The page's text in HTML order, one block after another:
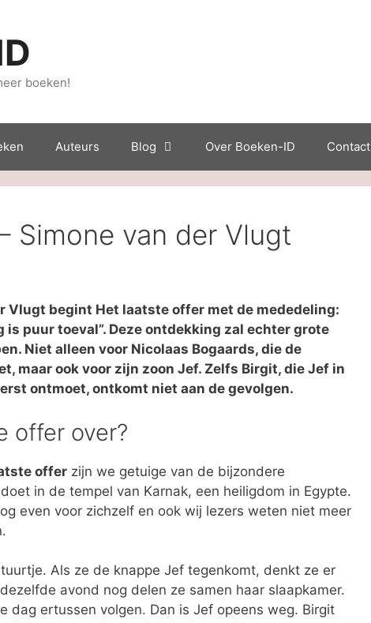
boeken!
Auteurs Blog Over Boeken-ID Contact
Simone van der Vlugt
Vlugt begint Het laatste offer met de mededeling:
is puur toeval”. Deze ontdekking zal echter grote
Niet alleen voor Nicolaas Bogaards, die de
maar ook voor zijn zoon Jef. Zelfs Birgit, die Jef in
ontmoet, ontkomt niet aan de gevolgen.
offer over?
offer zijn we getuige van de bijzondere
in de tempel van Karnak, een heiligdom in Egypte.
even voor zichzelf en ook wij lezers weten niet meer
Als ze de knappe Jef tegenkomt, denkt ze er
avond nog delen ze samen haar slaapkamer.
dag ertussen volgen. Dan is Jef opeens weg. Birgit